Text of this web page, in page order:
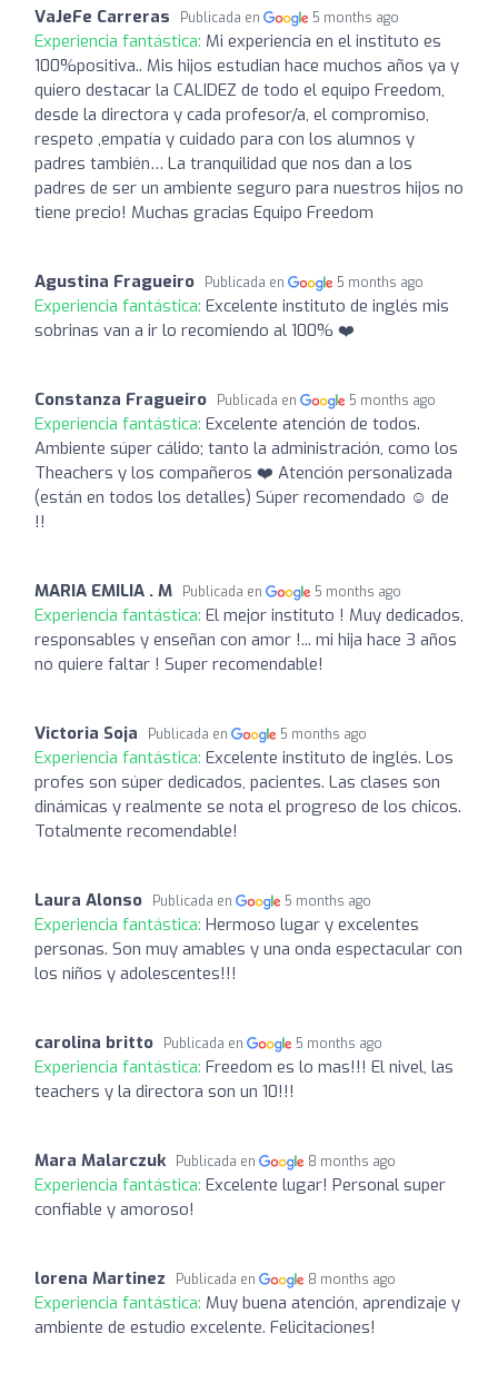
VaJeFe Carreras Publicada en 5 months ago
Experiencia fantástica: Mi experiencia en el instituto es
100%positiva.. Mis hijos estudian hace muchos años ya y
quiero destacar la CALIDEZ de todo el equipo Freedom,
desde la directora y cada profesor/a, el compromiso,
respeto ,empatía y cuidado para con los alumnos y
padres también… La tranquilidad que nos dan a los
padres de ser un ambiente seguro para nuestros hijos no
tiene precio! Muchas gracias Equipo Freedom
Agustina Fragueiro Publicada en 5 months ago
Experiencia fantástica: Excelente instituto de inglés mis
sobrinas van a ir lo recomiendo al 100% ❤️
Constanza Fragueiro Publicada en 5 months ago
Experiencia fantástica: Excelente atención de todos.
Ambiente súper cálido; tanto la administración, como los
Theachers y los compañeros ❤️ Atención personalizada
(están en todos los detalles) Súper recomendado ☺️ de
!!
MARIA EMILIA . M Publicada en 5 months ago
Experiencia fantástica: El mejor instituto ! Muy dedicados,
responsables y enseñan con amor !... mi hija hace 3 años
no quiere faltar ! Super recomendable!
Victoria Soja Publicada en 5 months ago
Experiencia fantástica: Excelente instituto de inglés. Los
profes son súper dedicados, pacientes. Las clases son
dinámicas y realmente se nota el progreso de los chicos.
Totalmente recomendable!
Laura Alonso Publicada en 5 months ago
Experiencia fantástica: Hermoso lugar y excelentes
personas. Son muy amables y una onda espectacular con
los niños y adolescentes!!!
carolina britto Publicada en 5 months ago
Experiencia fantástica: Freedom es lo mas!!! El nivel, las
teachers y la directora son un 10!!!
Mara Malarczuk Publicada en 8 months ago
Experiencia fantástica: Excelente lugar! Personal super
confiable y amoroso!
lorena Martinez Publicada en 8 months ago
Experiencia fantástica: Muy buena atención, aprendizaje y
ambiente de estudio excelente. Felicitaciones!